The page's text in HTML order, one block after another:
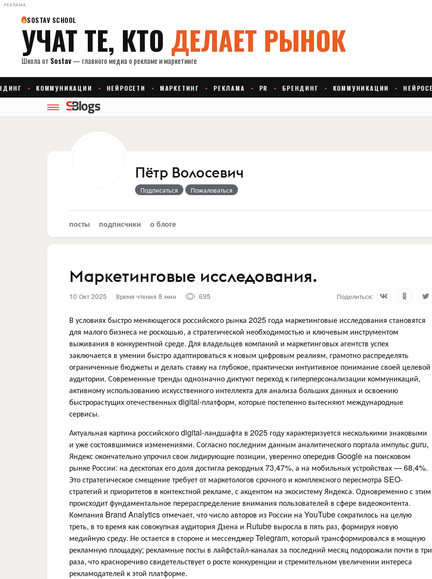
РЕКЛАМА
Пётр Волосевич
Подписаться Пожаловаться
посты подписчики о блоге
Маркетинговые исследования.
10 Окт 2025 Время чтения 8 мин 695 Поделиться:
В условиях быстро меняющегося российского рынка 2025 года маркетинговые исследования становятся
для малого бизнеса не роскошью, а стратегической необходимостью и ключевым инструментом
выживания в конкурентной среде. Для владельцев компаний и маркетинговых агентств успех
заключается в умении быстро адаптироваться к новым цифровым реалиям, грамотно распределять
ограниченные бюджеты и делать ставку на глубокое, практически интуитивное понимание своей целевой
аудитории. Современные тренды однозначно диктуют переход к гиперперсонализации коммуникаций,
активному использованию искусственного интеллекта для анализа больших данных и освоению
быстрорастущих отечественных digital-платформ, которые постепенно вытесняют международные
сервисы.
Актуальная картина российского digital-ландшафта в 2025 году характеризуется несколькими знаковыми
и уже состоявшимися изменениями. Согласно последним данным аналитического портала импульс.guru,
Яндекс окончательно упрочил свои лидирующие позиции, уверенно опередив Google на поисковом
рынке России: на десктопах его доля достигла рекордных 73,47%, а на мобильных устройствах — 68,4%.
Это стратегическое смещение требует от маркетологов срочного и комплексного пересмотра SEO-
стратегий и приоритетов в контекстной рекламе, с акцентом на экосистему Яндекса. Одновременно с этим
происходит фундаментальное перераспределение внимания пользователей в сфере видеоконтента.
Компания Brand Analytics отмечает, что число авторов из России на YouTube сократилось на целую
треть, в то время как совокупная аудитория Дзена и Rutube выросла в пять раз, формируя новую
медийную среду. Не остается в стороне и мессенджер Telegram, который трансформировался в мощную
рекламную площадку; рекламные посты в лайфстайл-каналах за последний месяц подорожали почти в три
раза, что красноречиво свидетельствует о росте конкуренции и стремительном увеличении интереса
рекламодателей к этой платформе.